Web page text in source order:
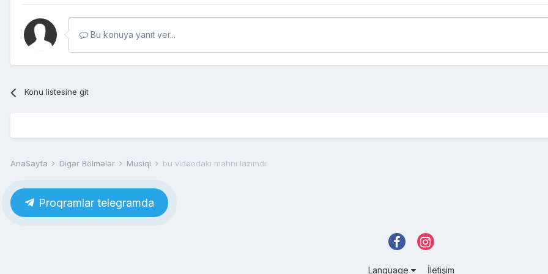
Bu konuya yanıt ver...
Konu listesine git
AnaSayfa Digər Bölmələr Musiqi bu videodakı mahnı lazımdı
Proqramlar telegramda
Language İletişim